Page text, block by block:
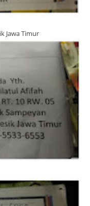
Jawa Timur